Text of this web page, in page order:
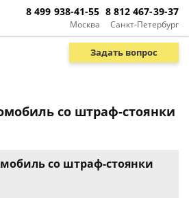
Москва
8 499 938-41-55
Санкт-Петербург
8 812 467-39-37
Задать вопрос
со штраф-стоянки
со штраф-стоянки